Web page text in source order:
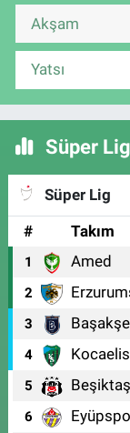
Akşam
Yatsı
Süper
Süper Lig
#
Takım
1 Amed
2
3
4
5 Beşiktaş
6